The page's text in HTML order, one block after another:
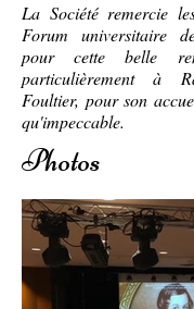
La Société remercie
Forum universitaire
pour cette belle
particulièrement à
Foultier, pour son
qu'impeccable.
Photos